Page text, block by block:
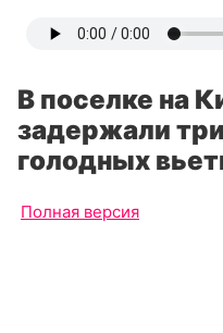
В поселке на
задержали
голодных
Полная версия